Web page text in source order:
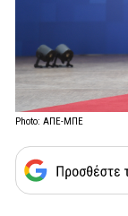
Photo: ΑΠΕ-ΜΠΕ